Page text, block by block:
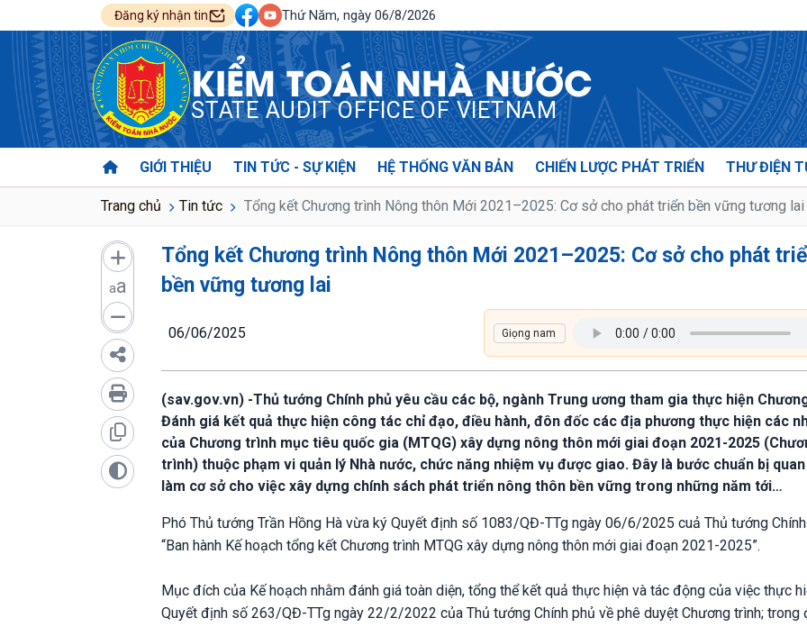
Đăng ký nhận tin Thứ Năm, ngày 06/8/2026
KIỂM TOÁN NHÀ NƯỚC
STATE AUDIT OFFICE OF VIETNAM
GIỚI THIỆU TIN TỨC - SỰ KIỆN HỆ THỐNG VĂN BẢN CHIẾN LƯỢC PHÁT TRIỂN THƯ ĐIỆN
Trang chủ Tin tức Tổng kết Chương trình Nông thôn Mới 2021–2025: Cơ sở cho phát triển bền vững tương lai
aa
Tổng kết Chương trình Nông thôn Mới 2021–2025: Cơ sở cho phát
bền vững tương lai
06/06/2025
(sav.gov.vn) -Thủ tướng Chính phủ yêu cầu các bộ, ngành Trung ương tham gia thực hiện
Đánh giá kết quả thực hiện công tác chỉ đạo, điều hành, đôn đốc các địa phương thực hiện các
của Chương trình mục tiêu quốc gia (MTQG) xây dựng nông thôn mới giai đoạn 2021-2025
trình) thuộc phạm vi quản lý Nhà nước, chức năng nhiệm vụ được giao. Đây là bước chuẩn bị
làm cơ sở cho việc xây dựng chính sách phát triển nông thôn bền vững trong những năm tới…
Phó Thủ tướng Trần Hồng Hà vừa ký Quyết định số 1083/QĐ-TTg ngày 06/6/2025 cuả Thủ tướng
“Ban hành Kế hoạch tổng kết Chương trình MTQG xây dựng nông thôn mới giai đoạn 2021-2025”.
Mục đích của Kế hoạch nhằm đánh giá toàn diện, tổng thể kết quả thực hiện và tác động của việc thực
Quyết định số 263/QĐ-TTg ngày 22/2/2022 của Thủ tướng Chính phủ về phê duyệt Chương trình; trong